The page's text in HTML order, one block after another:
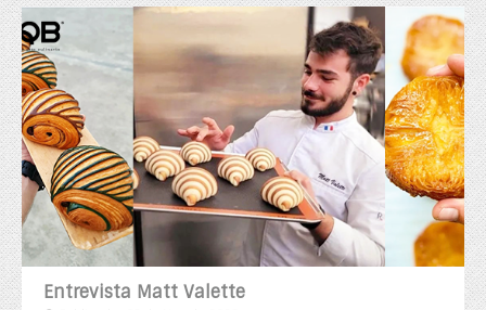
Entrevista Matt Valette